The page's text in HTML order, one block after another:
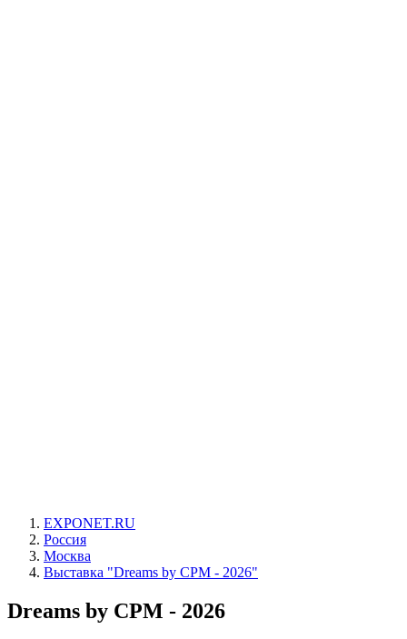
EXPONET.RU
Россия
Москва
Выставка "Dreams by CPM - 2026"
Dreams by CPM - 2026